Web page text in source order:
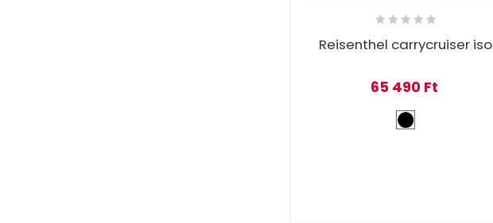
Reisenthel carrycruiser iso
65 490 Ft